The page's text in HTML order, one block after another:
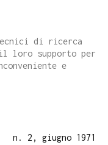
di ricerca
il loro supporto per
e
n. 2, giugno 1971